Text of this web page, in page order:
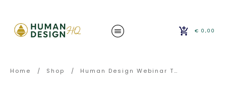
€ 0,00
Home / Shop / Human Design Webinar Teams & Relaties